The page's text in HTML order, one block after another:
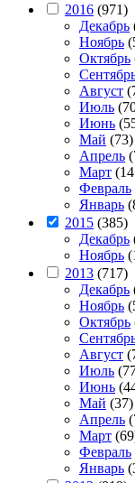
2016 (971)
Декабрь
Ноябрь
Октябрь
Август
Июль
Июнь
Май (73)
Апрель
Март
Февраль
Январь
2015 (385)
Декабрь
Ноябрь
2013 (717)
Декабрь
Ноябрь
Октябрь
Август
Июль
Июнь
Май (37)
Апрель
Март
Февраль
Январь